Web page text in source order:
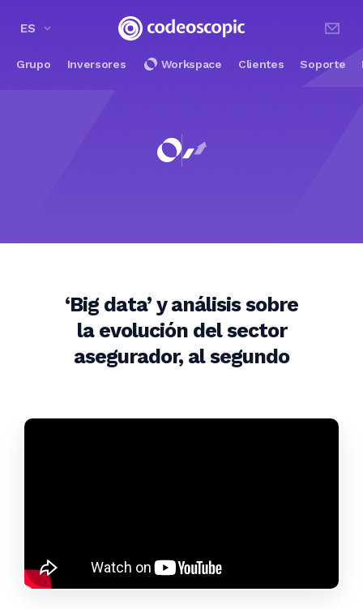
ES
Grupo Inversores Workspace Clientes Soporte
‘Big data’ y análisis sobre
la evolución del sector
asegurador, al segundo